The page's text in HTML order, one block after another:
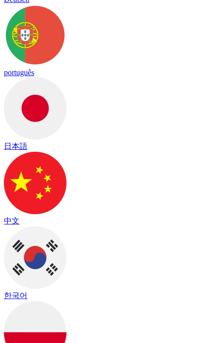
português
日本語
中文
한국어